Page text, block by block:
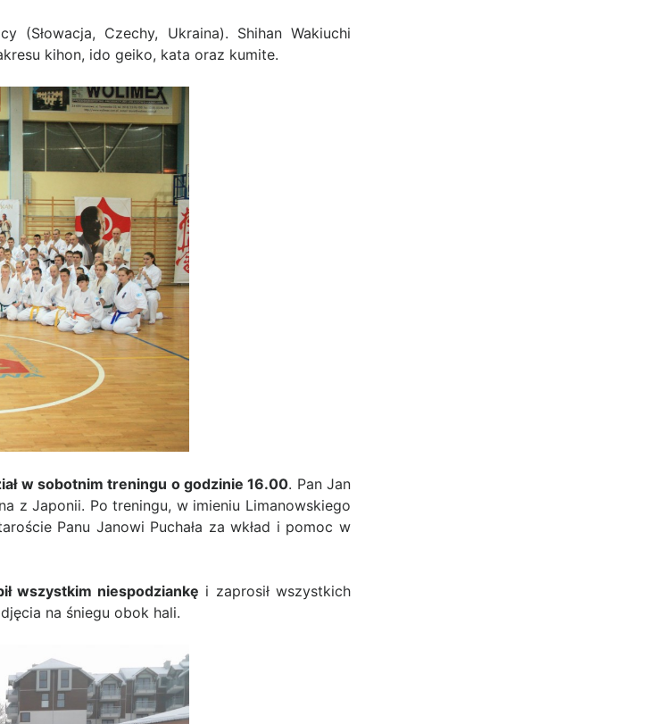
(Słowacja, Czechy, Ukraina). Shihan Wakiuchi
kihon, ido geiko, kata oraz kumite.
w sobotnim treningu o godzinie 16.00. Pan Jan
z Japonii. Po treningu, w imieniu Limanowskiego
Panu Janowi Puchała za wkład i pomoc w
wszystkim niespodziankę i zaprosił wszystkich
na śniegu obok hali.